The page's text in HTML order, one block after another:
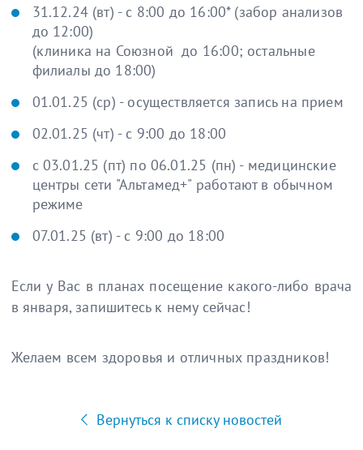
31.12.24 (вт) - с 8:00 до 16:00* (забор анализов
до 12:00)
(клиника на Союзной до 16:00; остальные
филиалы до 18:00)
01.01.25 (ср) - осуществляется запись на прием
02.01.25 (чт) - c 9:00 до 18:00
с 03.01.25 (пт) по 06.01.25 (пн) - медицинские
центры сети "Альтамед+" работают в обычном
режиме
07.01.25 (вт) - с 9:00 до 18:00
Если у Вас в планах посещение какого-либо врача
в января, запишитесь к нему сейчас!
Желаем всем здоровья и отличных праздников!
Вернуться к списку новостей